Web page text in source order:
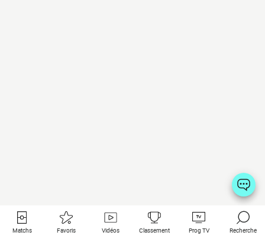
Matchs Favoris Vidéos Classement Prog TV Recherche